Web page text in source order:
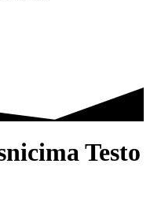
Testo